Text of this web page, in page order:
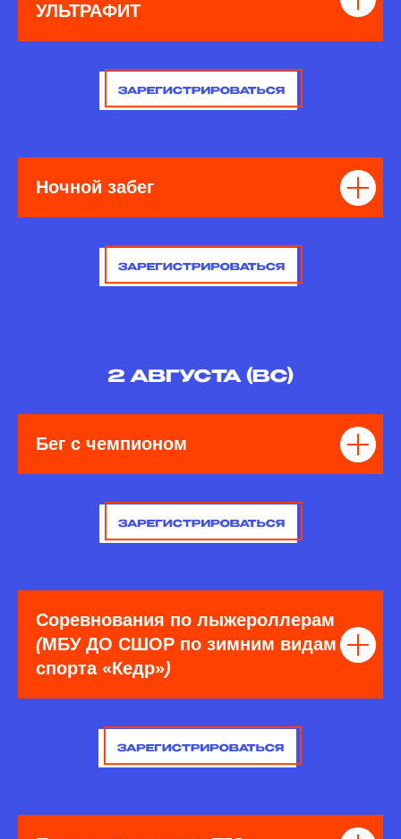
УЛЬТРАФИТ
Ночной забег
Бег с чемпионом
Соревнования по лыжероллерам
(МБУ ДО СШОР по зимним видам
спорта «Кедр»)